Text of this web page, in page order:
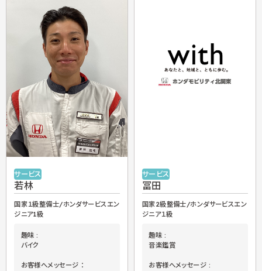
サービス
若林
国家１級整備士/ホンダサービスエン
ジニア1級
趣味 :
バイク
お客様へメッセージ ：
サービス
冨田
国家2級整備士/ホンダサービスエン
ジニア１級
趣味 :
音楽鑑賞
お客様へメッセージ :